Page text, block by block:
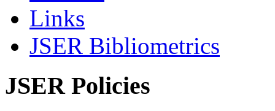
Links
JSER Bibliometrics
JSER Policies